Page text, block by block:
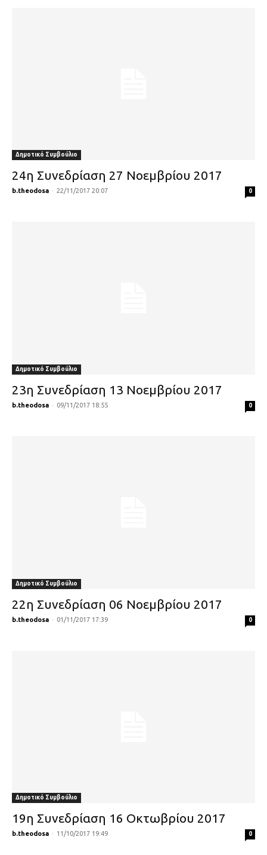
Δημοτικό Συμβούλιο
24η Συνεδρίαση 27 Νοεμβρίου 2017
b.theodosa - 22/11/2017 20:07 0
Δημοτικό Συμβούλιο
23η Συνεδρίαση 13 Νοεμβρίου 2017
b.theodosa - 09/11/2017 18:55 0
Δημοτικό Συμβούλιο
22η Συνεδρίαση 06 Νοεμβρίου 2017
b.theodosa - 01/11/2017 17:39 0
Δημοτικό Συμβούλιο
19η Συνεδρίαση 16 Οκτωβρίου 2017
b.theodosa - 11/10/2017 19:49 0